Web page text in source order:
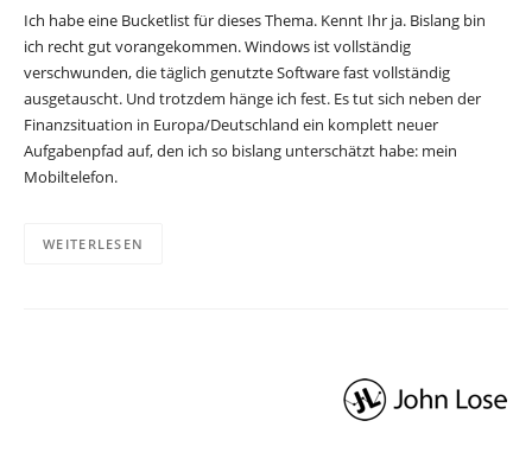
Ich habe eine Bucketlist für dieses Thema. Kennt Ihr ja. Bislang bin
ich recht gut vorangekommen. Windows ist vollständig
verschwunden, die täglich genutzte Software fast vollständig
ausgetauscht. Und trotzdem hänge ich fest. Es tut sich neben der
Finanzsituation in Europa/Deutschland ein komplett neuer
Aufgabenpfad auf, den ich so bislang unterschätzt habe: mein
Mobiltelefon.
WEITERLESEN